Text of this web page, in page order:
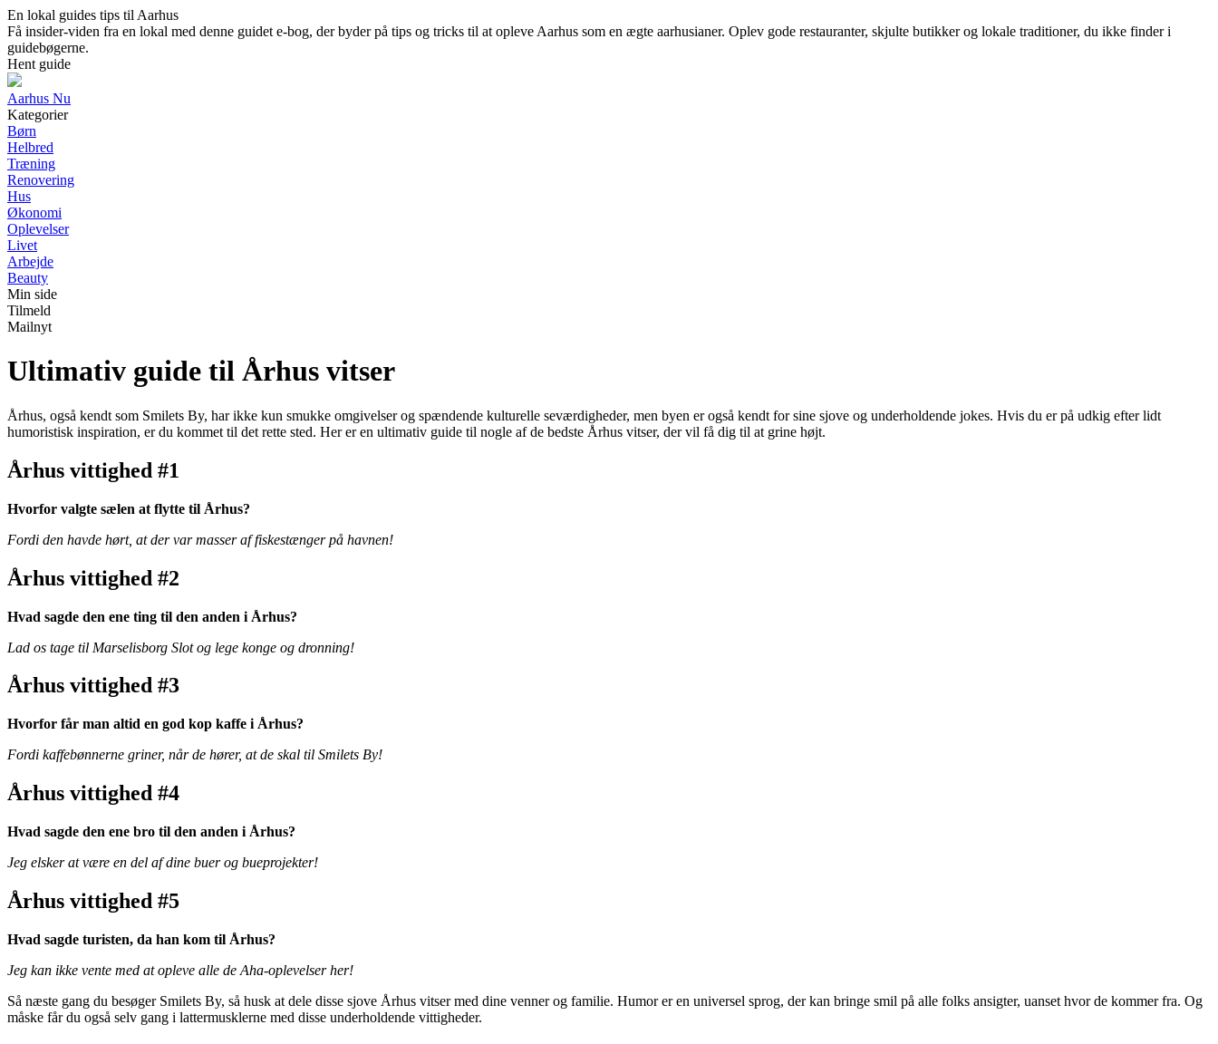
En lokal guides tips til Aarhus
Få insider-viden fra en lokal med denne guidet e-bog, der byder på tips og tricks til at opleve Aarhus som en ægte aarhusianer. Oplev gode restauranter, skjulte butikker og lokale traditioner, du ikke finder i
guidebøgerne.
Hent guide
Aarhus Nu
Kategorier
Børn
Helbred
Træning
Renovering
Hus
Økonomi
Oplevelser
Livet
Arbejde
Beauty
Min side
Tilmeld
Mailnyt
Ultimativ guide til Århus vitser
Århus, også kendt som Smilets By, har ikke kun smukke omgivelser og spændende kulturelle seværdigheder, men byen er også kendt for sine sjove og underholdende jokes. Hvis du er på udkig efter lidt
humoristisk inspiration, er du kommet til det rette sted. Her er en ultimativ guide til nogle af de bedste Århus vitser, der vil få dig til at grine højt.
Århus vittighed #1
Hvorfor valgte sælen at flytte til Århus?
Fordi den havde hørt, at der var masser af fiskestænger på havnen!
Århus vittighed #2
Hvad sagde den ene ting til den anden i Århus?
Lad os tage til Marselisborg Slot og lege konge og dronning!
Århus vittighed #3
Hvorfor får man altid en god kop kaffe i Århus?
Fordi kaffebønnerne griner, når de hører, at de skal til Smilets By!
Århus vittighed #4
Hvad sagde den ene bro til den anden i Århus?
Jeg elsker at være en del af dine buer og bueprojekter!
Århus vittighed #5
Hvad sagde turisten, da han kom til Århus?
Jeg kan ikke vente med at opleve alle de Aha-oplevelser her!
Så næste gang du besøger Smilets By, så husk at dele disse sjove Århus vitser med dine venner og familie. Humor er en universel sprog, der kan bringe smil på alle folks ansigter, uanset hvor de kommer fra. Og
måske får du også selv gang i lattermusklerne med disse underholdende vittigheder.